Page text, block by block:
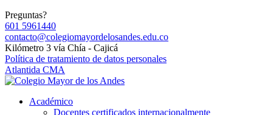
Preguntas?
601 5961440
contacto@colegiomayordelosandes.edu.co
Kilómetro 3 vía Chía - Cajicá
Política de tratamiento de datos personales
Atlantida CMA
Académico
Docentes certificados internacionalmente